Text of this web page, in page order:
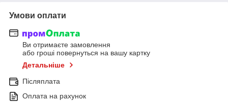
Умови оплати
Ви отримаєте замовлення
або гроші повернуться на вашу картку
Детальніше
Післяплата
Оплата на рахунок